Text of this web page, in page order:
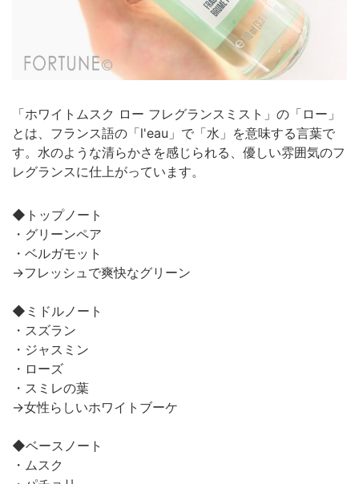
「ホワイトムスク ロー フレグランスミスト」の「ロー」
とは、フランス語の「l'eau」で「水」を意味する言葉で
す。水のような清らかさを感じられる、優しい雰囲気のフ
レグランスに仕上がっています。
◆トップノート
・グリーンペア
・ベルガモット
→フレッシュで爽快なグリーン
◆ミドルノート
・スズラン
・ジャスミン
・ローズ
・スミレの葉
→女性らしいホワイトブーケ
◆ベースノート
・ムスク